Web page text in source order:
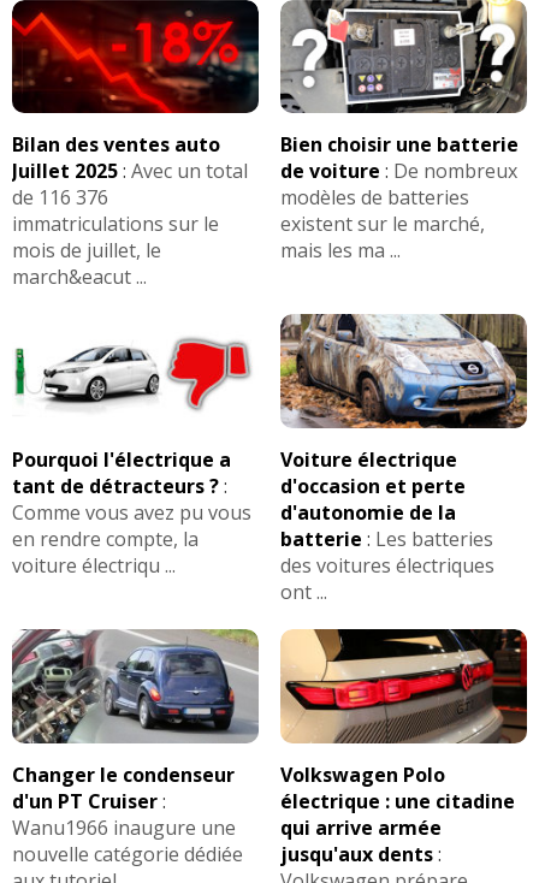
Bilan des ventes auto
Juillet 2025: Avec un total
de 116 376
immatriculations sur le
mois de juillet, le
march&eacut ...
Bien choisir une batterie
de voiture : De nombreux
modèles de batteries
existent sur le marché,
mais les ma ...
Pourquoi l'électrique a
tant de détracteurs ?:
Comme vous avez pu vous
en rendre compte, la
voiture électriqu ...
Voiture électrique
d'occasion et perte
d'autonomie de la
batterie : Les batteries
des voitures électriques
ont ...
Changer le condenseur
d'un PT Cruiser:
Wanu1966 inaugure une
nouvelle catégorie dédiée
Volkswagen Polo
électrique : une citadine
qui arrive armée
jusqu'aux dents: